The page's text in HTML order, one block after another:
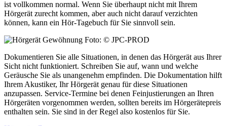
ist vollkommen normal. Wenn Sie überhaupt nicht mit Ihrem
Hörgerät zurecht kommen, aber auch nicht darauf verzichten
können, kann ein Hör-Tagebuch für Sie sinnvoll sein.
Foto: © JPC-PROD
Dokumentieren Sie alle Situationen, in denen das Hörgerät aus Ihrer
Sicht nicht funktioniert. Schreiben Sie auf, wann und welche
Geräusche Sie als unangenehm empfinden. Die Dokumentation hilft
Ihrem Akustiker, Ihr Hörgerät genau für diese Situationen
anzupassen. Service-Termine bei denen Feinjustierungen an Ihren
Hörgeräten vorgenommen werden, sollten bereits im Hörgerätepreis
enthalten sein. Sie sind in der Regel also kostenlos für Sie.